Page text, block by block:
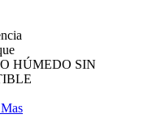
HÚMEDO SIN